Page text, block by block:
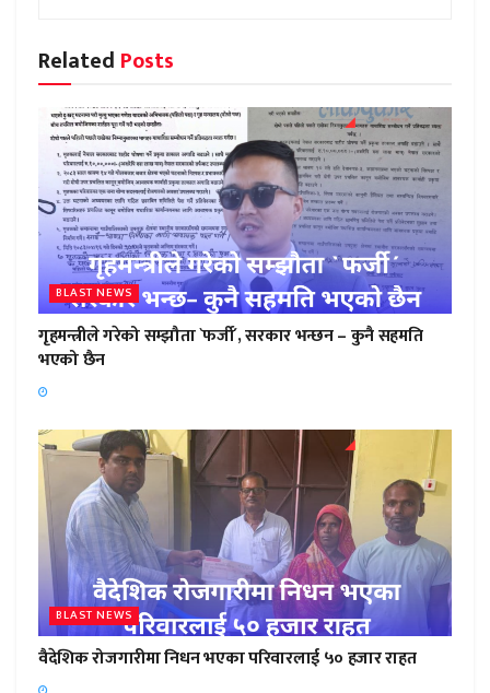
Related Posts
BLAST NEWS
गृहमन्त्रीले गरेको सम्झौता `फर्जी´, सरकार भन्छन – कुनै सहमति
भएको छैन
BLAST NEWS
वैदेशिक रोजगारीमा निधन भएका परिवारलाई ५० हजार राहत